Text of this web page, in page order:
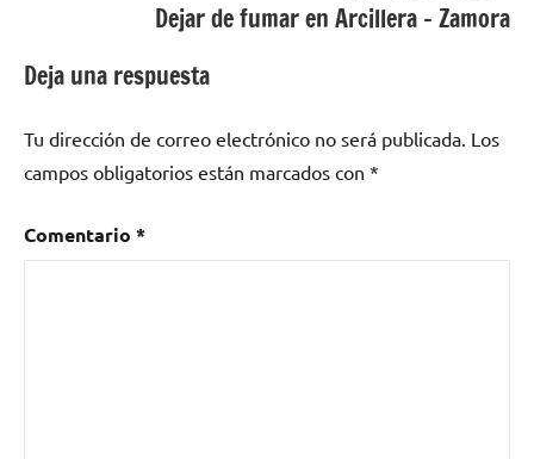
Dejar de fumar en Arcillera – Zamora
Deja una respuesta
Tu dirección de correo electrónico no será publicada. Los
campos obligatorios están marcados con *
Comentario *